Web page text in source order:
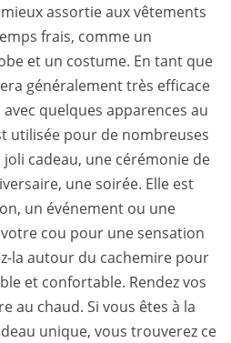
assortie aux vêtements
frais, comme un
et un costume. En tant que
généralement très efficace
quelques apparences au
utilisée pour de nombreuses
cadeau, une cérémonie de
une soirée. Elle est
un événement ou une
cou pour une sensation
la autour du cachemire pour
et confortable. Rendez vos
au chaud. Si vous êtes à la
unique, vous trouverez ce